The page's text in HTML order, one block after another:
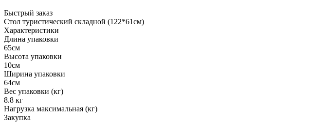
Быстрый заказ
Стол туристический складной (122*61cм)
Характеристики
Длина упаковки
65см
Высота упаковки
10см
Ширина упаковки
64см
Вес упаковки (кг)
8.8 кг
Нагрузка максимальная (кг)
Закупка